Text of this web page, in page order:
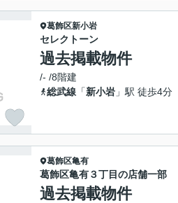
葛飾区新小岩
セレクトーン
過去掲載物件
/- /8階建
総武線 「新小岩 」駅 徒歩4分
葛飾区亀有
葛飾区亀有３丁目の店舗一部
過去掲載物件